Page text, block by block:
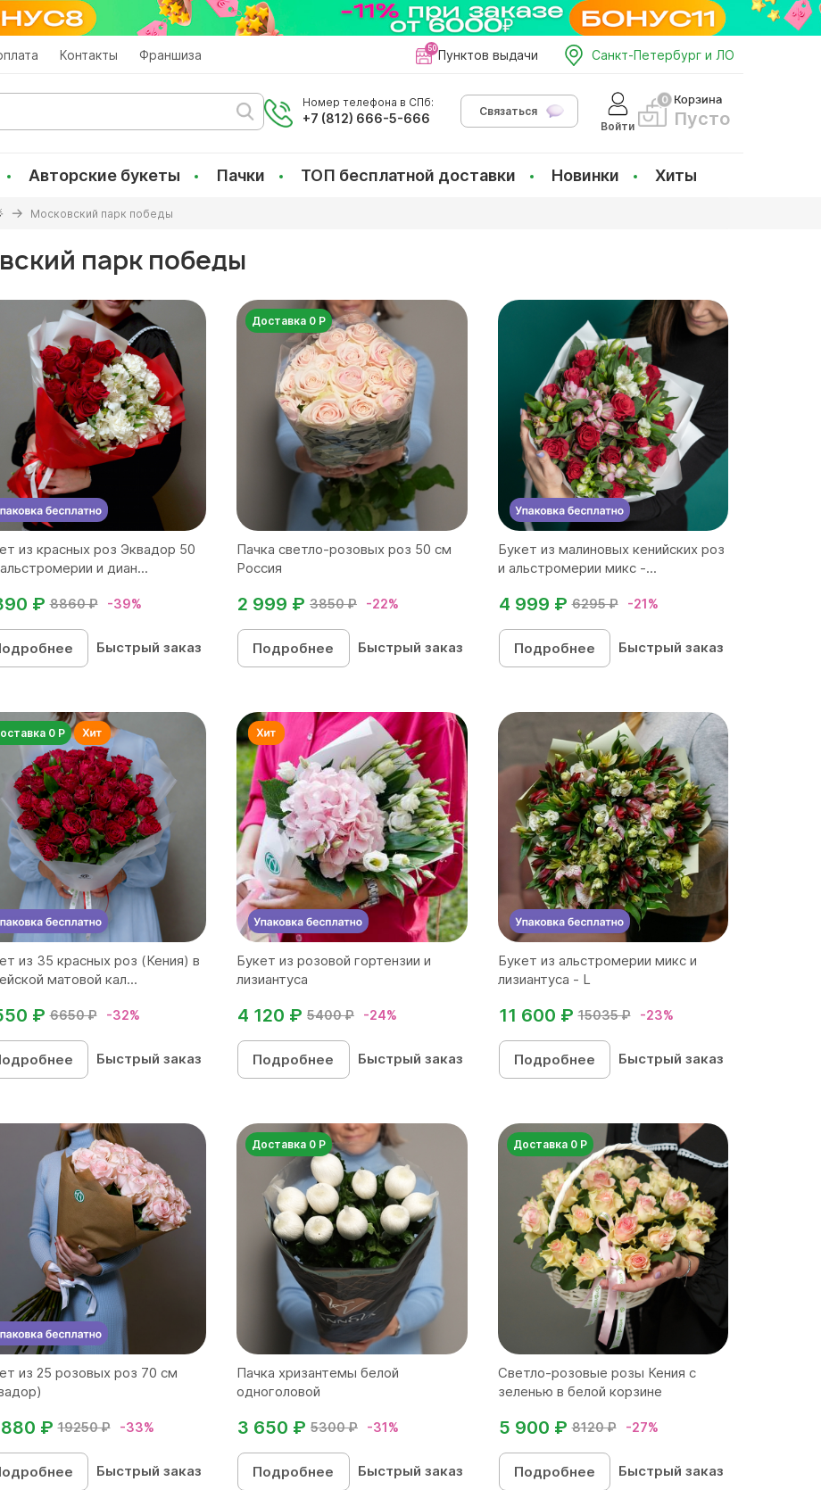
Контакты Франшиза Пунктов выдачи Санкт-Петербург и ЛО
Номер телефона в СПб:
+7 (812) 666-5-666
Связаться
Войти
Корзина
Пусто
Авторские букеты Пачки ТОП бесплатной доставки Новинки Хиты
Московский парк победы
парк победы
из красных роз Эквадор 50
и диан...
8860 ₽ -39%
₽
Быстрый заказ
Доставка 0 Р
Пачка светло-розовых роз 50 см
Россия
3850 ₽ -22%
2 999 ₽
Подробнее Быстрый заказ
Букет из малиновых кенийских роз
и альстромерии микс -...
6295 ₽ -21%
4 999 ₽
Подробнее Быстрый заказ
0 Р
из 35 красных роз (Кения) в
матовой кал...
6650 ₽ -32%
₽
Быстрый заказ
Букет из розовой гортензии и
лизиантуса
5400 ₽ -24%
4 120 ₽
Подробнее Быстрый заказ
Букет из альстромерии микс и
лизиантуса - L
15035 ₽ -23%
11 600 ₽
Подробнее Быстрый заказ
из 25 розовых роз 70 см
19250 ₽ -33%
880 ₽
Быстрый заказ
Доставка 0 Р
Пачка хризантемы белой
одноголовой
5300 ₽ -31%
3 650 ₽
Подробнее Быстрый заказ
Доставка 0 Р
Светло-розовые розы Кения с
зеленью в белой корзине
8120 ₽ -27%
5 900 ₽
Подробнее Быстрый заказ